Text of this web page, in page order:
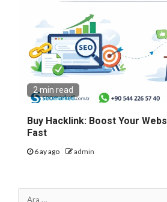
2 min read
Buy Hacklink: Boost Your
Fast
6 ay ago admin
Arama: